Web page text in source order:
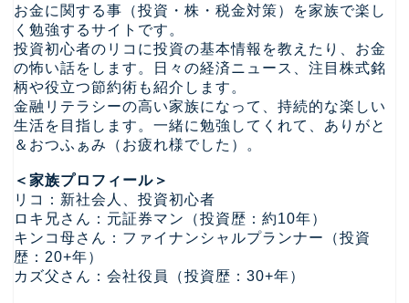
お金に関する事（投資・株・税金対策）を家族で楽し
く勉強するサイトです。
投資初心者のリコに投資の基本情報を教えたり、お金
の怖い話をします。日々の経済ニュース、注目株式銘
柄や役立つ節約術も紹介します。
金融リテラシーの高い家族になって、持続的な楽しい
生活を目指します。一緒に勉強してくれて、ありがと
＆おつふぁみ（お疲れ様でした）。
＜家族プロフィール＞
リコ：新社会人、投資初心者
ロキ兄さん：元証券マン（投資歴：約10年）
キンコ母さん：ファイナンシャルプランナー（投資
歴：20+年）
カズ父さん：会社役員（投資歴：30+年）